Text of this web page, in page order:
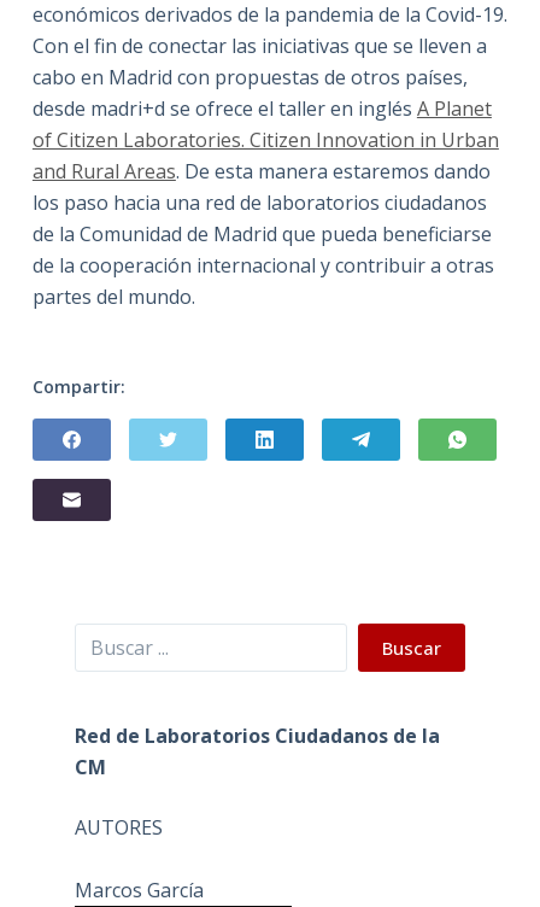
económicos derivados de la pandemia de la Covid-19.
Con el fin de conectar las iniciativas que se lleven a
cabo en Madrid con propuestas de otros países,
desde madri+d se ofrece el taller en inglés A Planet
of Citizen Laboratories. Citizen Innovation in Urban
and Rural Areas. De esta manera estaremos dando
los paso hacia una red de laboratorios ciudadanos
de la Comunidad de Madrid que pueda beneficiarse
de la cooperación internacional y contribuir a otras
partes del mundo.
Compartir:
Buscar Buscar
Red de Laboratorios Ciudadanos de la
CM
AUTORES
Marcos García